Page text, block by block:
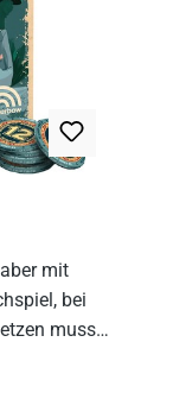
mit
bei
musst.
D...